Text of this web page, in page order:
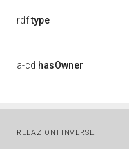
rdf:type
a-cd:hasOwner
RELAZIONI INVERSE